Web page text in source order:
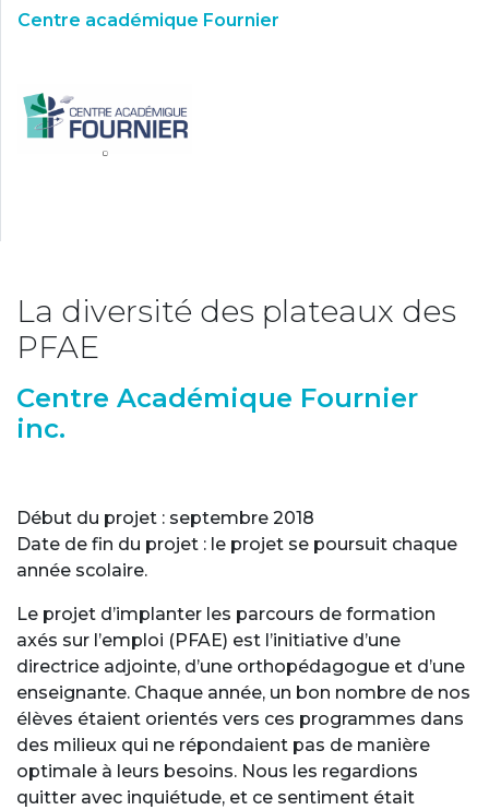
Centre académique Fournier
La diversité des plateaux des
PFAE
Centre Académique Fournier
inc.
Début du projet : septembre 2018
Date de fin du projet : le projet se poursuit chaque
année scolaire.
Le projet d’implanter les parcours de formation
axés sur l’emploi (PFAE) est l’initiative d’une
directrice adjointe, d’une orthopédagogue et d’une
enseignante. Chaque année, un bon nombre de nos
élèves étaient orientés vers ces programmes dans
des milieux qui ne répondaient pas de manière
optimale à leurs besoins. Nous les regardions
quitter avec inquiétude, et ce sentiment était